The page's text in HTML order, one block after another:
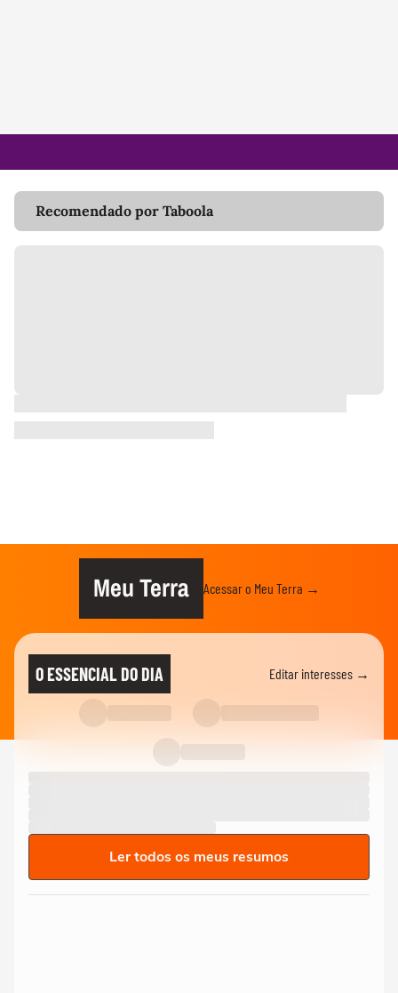
Recomendado por Taboola
Meu Terra Acessar o Meu Terra →
O ESSENCIAL DO DIA Editar interesses →
Ler todos os meus resumos